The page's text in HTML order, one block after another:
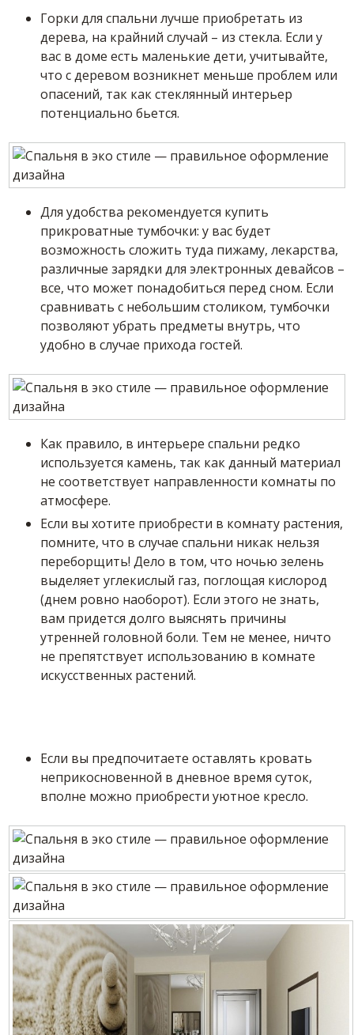
Горки для спальни лучше приобретать из
дерева, на крайний случай – из стекла. Если у
вас в доме есть маленькие дети, учитывайте,
что с деревом возникнет меньше проблем или
опасений, так как стеклянный интерьер
потенциально бьется.
Для удобства рекомендуется купить
прикроватные тумбочки: у вас будет
возможность сложить туда пижаму, лекарства,
различные зарядки для электронных девайсов –
все, что может понадобиться перед сном. Если
сравнивать с небольшим столиком, тумбочки
позволяют убрать предметы внутрь, что
удобно в случае прихода гостей.
Как правило, в интерьере спальни редко
используется камень, так как данный материал
не соответствует направленности комнаты по
атмосфере.
Если вы хотите приобрести в комнату растения,
помните, что в случае спальни никак нельзя
переборщить! Дело в том, что ночью зелень
выделяет углекислый газ, поглощая кислород
(днем ровно наоборот). Если этого не знать,
вам придется долго выяснять причины
утренней головной боли. Тем не менее, ничто
не препятствует использованию в комнате
искусственных растений.
Если вы предпочитаете оставлять кровать
неприкосновенной в дневное время суток,
вполне можно приобрести уютное кресло.